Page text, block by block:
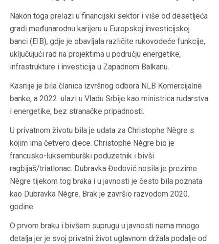
Nakon toga prelazi u financijski sektor i više od desetljeća
gradi međunarodnu karijeru u Europskoj investicijskoj
banci (EIB), gdje je obavljala različite rukovodeće funkcije,
uključujući rad na projektima u području energetike,
infrastrukture i investicija u Zapadnom Balkanu.
Kasnije je bila članica izvršnog odbora NLB Komercijalne
banke, a 2022. ulazi u Vladu Srbije kao ministrica rudarstva
i energetike, bez stranačke pripadnosti.
U privatnom životu bila je udata za Christophe Nègre s
kojim ima četvero djece. Christophe Nègre bio je
francusko-luksemburški poduzetnik i bivši
ragbijaš/triatlonac. Dubravka Đedović nosila je prezime
Nègre tijekom tog braka i u javnosti je često bila poznata
kao Dubravka Nègre. Brak je završio razvodom 2020.
godine.
O prvom braku i bivšem suprugu u javnosti nema mnogo
detalja jer je svoj privatni život uglavnom držala podalje od